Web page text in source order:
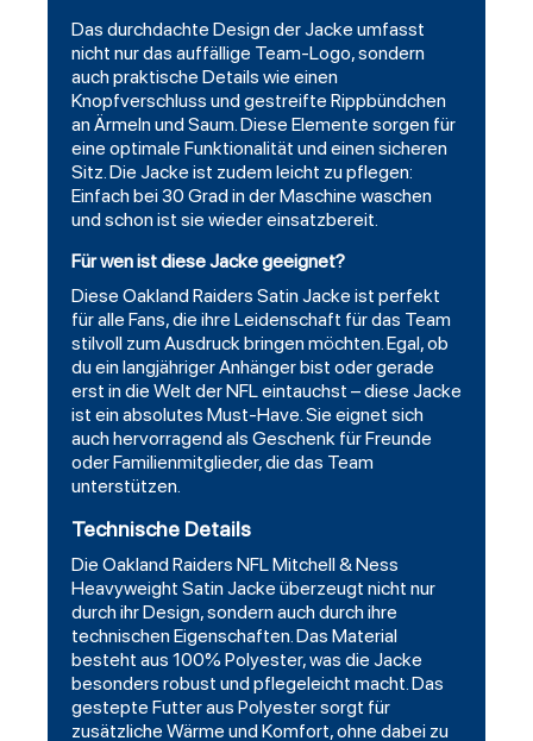
Das durchdachte Design der Jacke umfasst
nicht nur das auffällige Team-Logo, sondern
auch praktische Details wie einen
Knopfverschluss und gestreifte Rippbündchen
an Ärmeln und Saum. Diese Elemente sorgen für
eine optimale Funktionalität und einen sicheren
Sitz. Die Jacke ist zudem leicht zu pflegen:
Einfach bei 30 Grad in der Maschine waschen
und schon ist sie wieder einsatzbereit.
Für wen ist diese Jacke geeignet?
Diese Oakland Raiders Satin Jacke ist perfekt
für alle Fans, die ihre Leidenschaft für das Team
stilvoll zum Ausdruck bringen möchten. Egal, ob
du ein langjähriger Anhänger bist oder gerade
erst in die Welt der NFL eintauchst – diese Jacke
ist ein absolutes Must-Have. Sie eignet sich
auch hervorragend als Geschenk für Freunde
oder Familienmitglieder, die das Team
unterstützen.
Technische Details
Die Oakland Raiders NFL Mitchell & Ness
Heavyweight Satin Jacke überzeugt nicht nur
durch ihr Design, sondern auch durch ihre
technischen Eigenschaften. Das Material
besteht aus 100% Polyester, was die Jacke
besonders robust und pflegeleicht macht. Das
gestepte Futter aus Polyester sorgt für
zusätzliche Wärme und Komfort, ohne dabei zu